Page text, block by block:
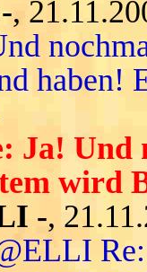
,
haben!
Ja! Und
wird
-,